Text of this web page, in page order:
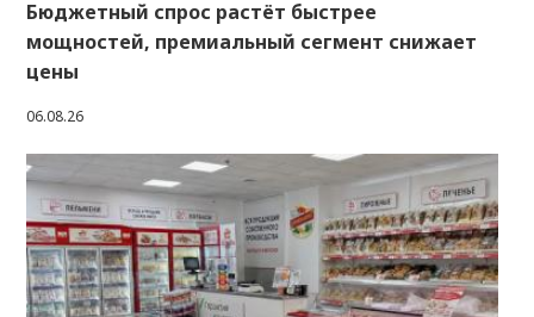
Бюджетный спрос растёт быстрее
мощностей, премиальный сегмент снижает
цены
06.08.26